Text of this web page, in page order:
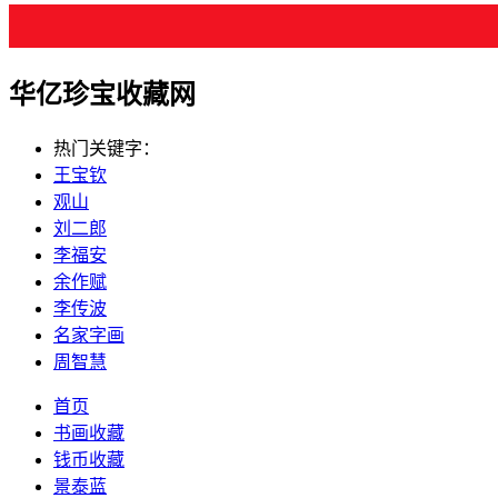
华亿珍宝收藏网
热门关键字：
王宝钦
观山
刘二郎
李福安
余作赋
李传波
名家字画
周智慧
首页
书画收藏
钱币收藏
景泰蓝